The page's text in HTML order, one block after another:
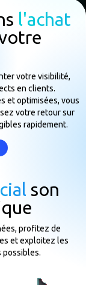
l'achat
votre visibilité,
en clients.
et optimisées, vous
votre retour sur
rapidement.
son
profitez de
et exploitez les